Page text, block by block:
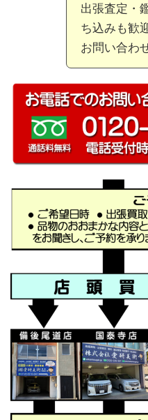
出張査定・
ち込みも歓
お問い合わ